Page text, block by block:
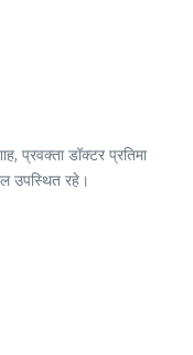
प्रवक्ता डॉक्टर प्रतिमा
उपस्थित रहे।